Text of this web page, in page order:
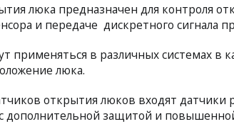
люка предназначен для контроля
и передаче дискретного
применяться в различных системах в
люка.
открытия люков входят датчики
дополнительной защитой и